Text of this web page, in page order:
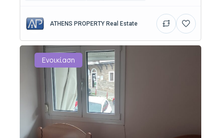
ATHENS PROPERTY Real Estate
Ενοικίαση